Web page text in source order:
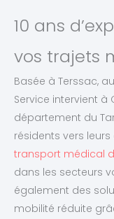
10 ans
vos trajets
Basée à Terssac,
Service intervient
département du
résidents vers
transport médical
dans les secteurs
également des
mobilité réduite